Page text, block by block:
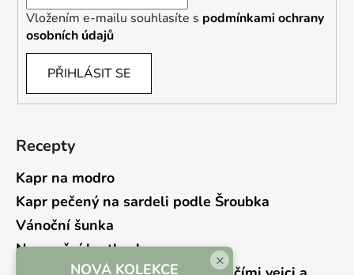
Vložením e-mailu souhlasíte s podmínkami ochrany
osobních údajů
PŘIHLÁSIT SE
Recepty
Kapr na modro
Kapr pečený na sardeli podle Šroubka
Vánoční šunka
Novoroční hrstkovka
×
NOVÁ KOLEKCE